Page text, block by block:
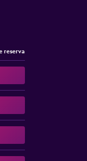
reserva